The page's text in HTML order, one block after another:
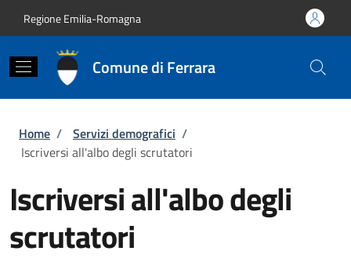
Regione Emilia-Romagna
Comune di Ferrara
Briciole di pane
Home / Servizi demografici /
Iscriversi all'albo degli scrutatori
Iscriversi all'albo degli
scrutatori